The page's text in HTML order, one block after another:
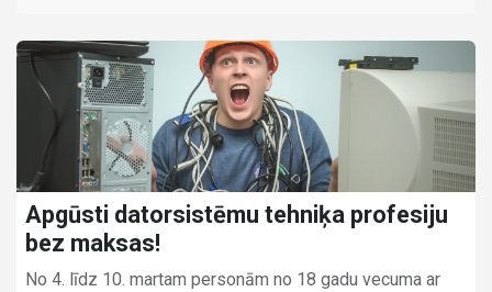
Apgūsti datorsistēmu tehniķa profesiju
bez maksas!
No 4. līdz 10. martam personām no 18 gadu vecuma ar